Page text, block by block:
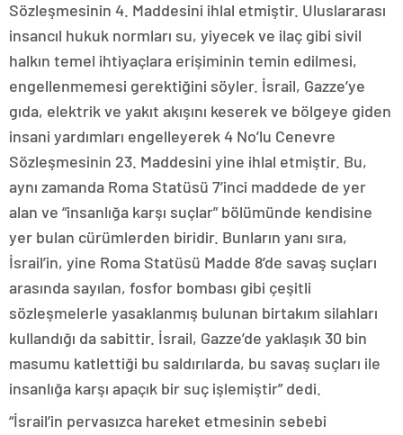
Sözleşmesinin 4. Maddesini ihlal etmiştir. Uluslararası
insancıl hukuk normları su, yiyecek ve ilaç gibi sivil
halkın temel ihtiyaçlara erişiminin temin edilmesi,
engellenmemesi gerektiğini söyler. İsrail, Gazze’ye
gıda, elektrik ve yakıt akışını keserek ve bölgeye giden
insani yardımları engelleyerek 4 No’lu Cenevre
Sözleşmesinin 23. Maddesini yine ihlal etmiştir. Bu,
aynı zamanda Roma Statüsü 7’inci maddede de yer
alan ve “insanlığa karşı suçlar” bölümünde kendisine
yer bulan cürümlerden biridir. Bunların yanı sıra,
İsrail’in, yine Roma Statüsü Madde 8’de savaş suçları
arasında sayılan, fosfor bombası gibi çeşitli
sözleşmelerle yasaklanmış bulunan birtakım silahları
kullandığı da sabittir. İsrail, Gazze’de yaklaşık 30 bin
masumu katlettiği bu saldırılarda, bu savaş suçları ile
insanlığa karşı apaçık bir suç işlemiştir” dedi.
“İsrail’in pervasızca hareket etmesinin sebebi